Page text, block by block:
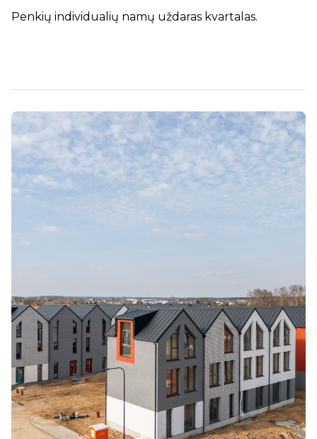
Penkių individualių namų uždaras kvartalas.